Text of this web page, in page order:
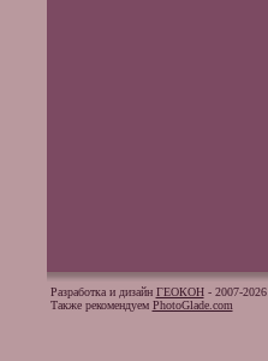
Разработка и дизайн ГЕОКОН- 2007-2026
Также рекомендуем PhotoGlade.com